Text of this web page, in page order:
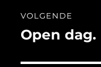
VOLGENDE
Volgend
Open dag.